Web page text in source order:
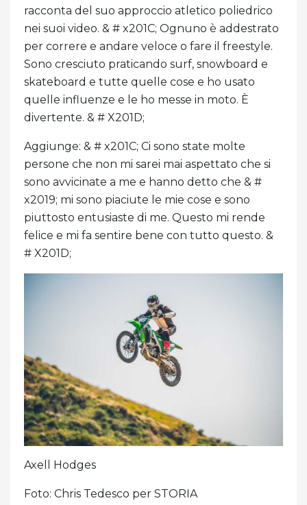
racconta del suo approccio atletico poliedrico
nei suoi video. & # x201C; Ognuno è addestrato
per correre e andare veloce o fare il freestyle.
Sono cresciuto praticando surf, snowboard e
skateboard e tutte quelle cose e ho usato
quelle influenze e le ho messe in moto. È
divertente. & # X201D;
Aggiunge: & # x201C; Ci sono state molte
persone che non mi sarei mai aspettato che si
sono avvicinate a me e hanno detto che & #
x2019; mi sono piaciute le mie cose e sono
piuttosto entusiaste di me. Questo mi rende
felice e mi fa sentire bene con tutto questo. &
# X201D;
Axell Hodges
Foto: Chris Tedesco per STORIA